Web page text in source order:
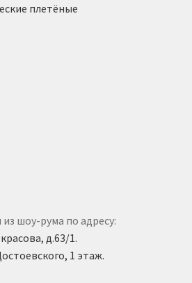
плетёные
шоу-рума по адресу:
д.63/1.
1 этаж.